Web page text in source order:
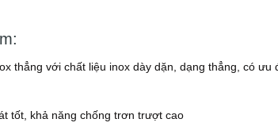
thẳng với chất liệu inox dày dặn, dạng thẳng, có
tốt, khả năng chống trơn trượt cao